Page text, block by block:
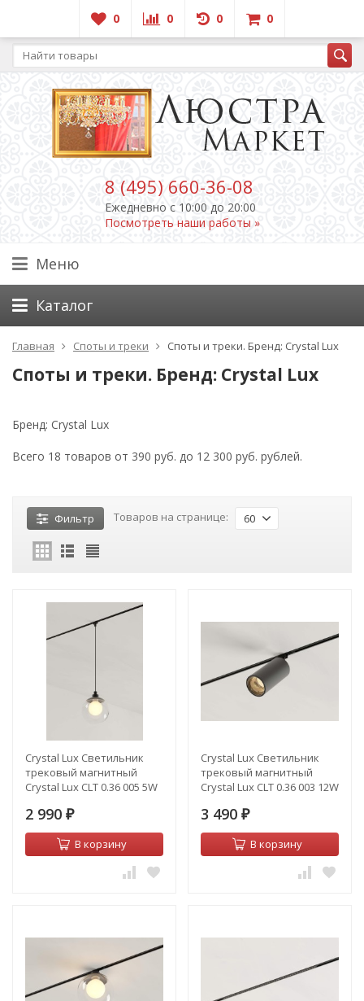
0 0 0 0
8 (495) 660-36-08
Ежедневно c 10:00 до 20:00
Посмотреть наши работы »
Меню
Каталог
Главная Споты и треки Споты и треки. Бренд: Crystal Lux
Споты и треки. Бренд: Crystal Lux
Бренд: Crystal Lux
Всего 18 товаров от 390 руб. до 12 300 руб. рублей.
Фильтр Товаров на странице: 60
Crystal Lux Светильник
трековый магнитный
Crystal Lux CLT 0.36 005 5W
2 990 ₽
В корзину
Crystal Lux Светильник
трековый магнитный
Crystal Lux CLT 0.36 003 12W
3 490 ₽
В корзину